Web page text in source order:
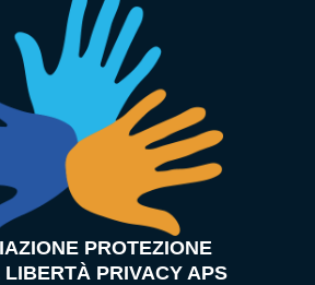
PROTEZIONE
LIBERTÀ PRIVACY APS